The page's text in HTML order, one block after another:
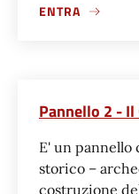
ENTRA
Pannello 2 -
E' un
storico –
costruzione